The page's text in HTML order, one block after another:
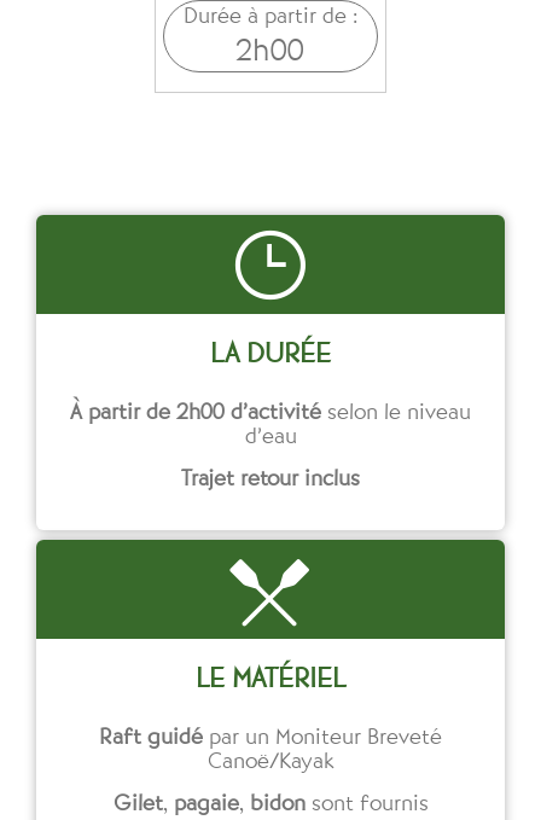
Durée à partir de :
2h00
LA DURÉE
À partir de 2h00 d’activité selon le niveau
d’eau
Trajet retour inclus
LE MATÉRIEL
Raft guidé par un Moniteur Breveté
Canoë/Kayak
Gilet, pagaie, bidonsont fournis